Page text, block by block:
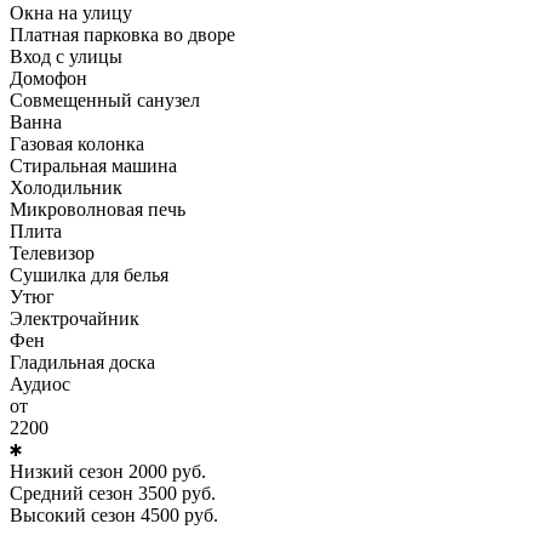
Окна на улицу
Платная парковка во дворе
Вход с улицы
Домофон
Совмещенный санузел
Ванна
Газовая колонка
Стиральная машина
Холодильник
Микроволновая печь
Плита
Телевизор
Сушилка для белья
Утюг
Электрочайник
Фен
Гладильная доска
Аудиос
от
2200
Низкий сезон 2000 руб.
Средний сезон 3500 руб.
Высокий сезон 4500 руб.